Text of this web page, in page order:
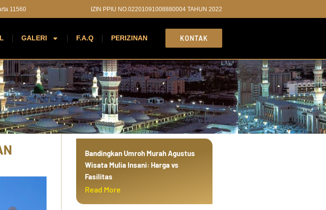
11560 IZIN PPIU NO.02201091008880004 TAHUN 2022
GALERI F.A.Q PERIZINAN KONTAK
Bandingkan Umroh Murah Agustus
Wisata Mulia Insani: Harga vs
Fasilitas
Read More